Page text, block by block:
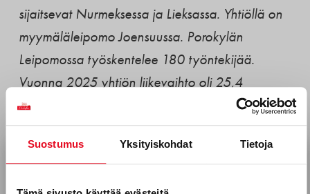
Suostumus Yksityiskohdat Tietoja
sijaitsevat Nurmeksessa ja Lieksassa. Yhtiöllä on
myymäläleipomo Joensuussa. Porokylän
Leipomossa työskentelee 180 työntekijää.
Vuonna 2025 yhtiön liikevaihto oli 25,4
miljoonaa euroa.
EDELLINEN
Tilaa uutiskirjeemme